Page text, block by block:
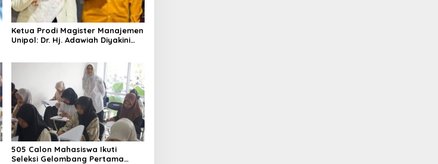
Ketua Prodi Magister Manajemen
Unipol: Dr. Hj. Adawiah Diyakini
505 Calon Mahasiswa Ikuti
Seleksi Gelombang Pertama